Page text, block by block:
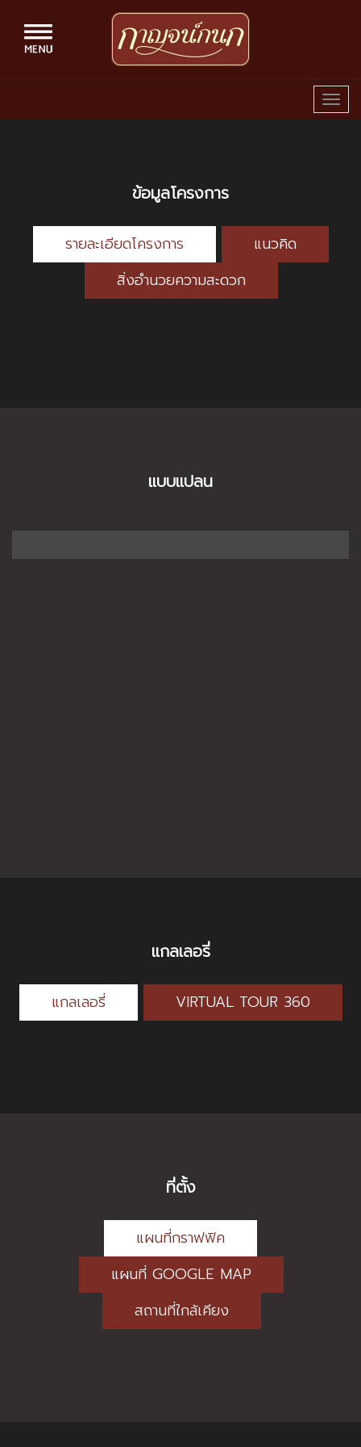
ข้อมูลโครงการ
รายละเอียดโครงการ
แนวคิด
สิ่งอำนวยความสะดวก
แบบแปลน
แกลเลอรี่
แกลเลอรี่ VIRTUAL TOUR 360
ที่ตั้ง
แผนที่กราฟฟิค
แผนที่ GOOGLE MAP
สถานที่ใกล้เคียง